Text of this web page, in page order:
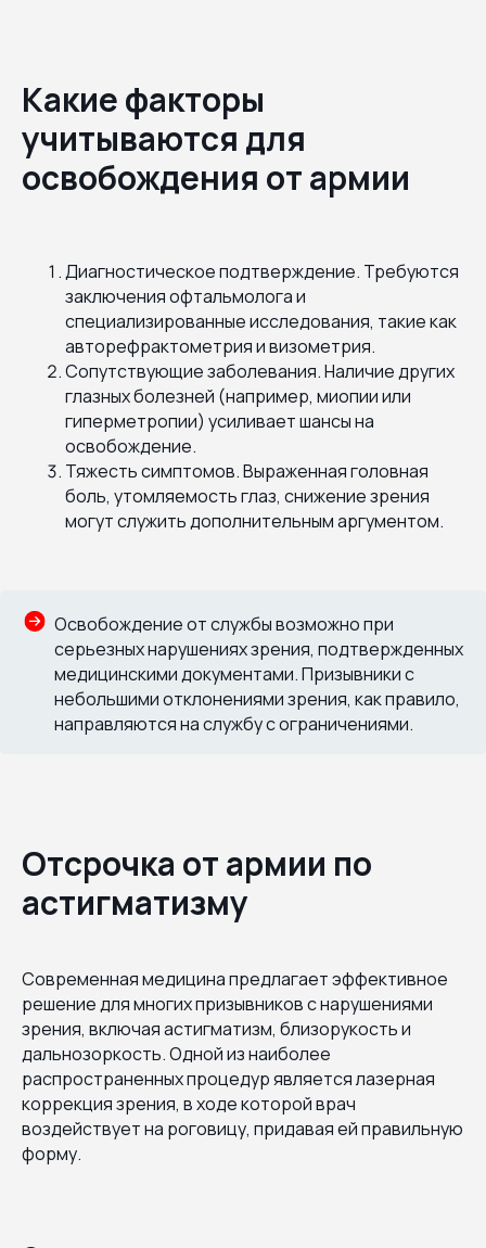
Какие факторы
учитываются для
освобождения от армии
Диагностическое подтверждение. Требуются
заключения офтальмолога и
специализированные исследования, такие как
авторефрактометрия и визометрия.
Сопутствующие заболевания. Наличие других
глазных болезней (например, миопии или
гиперметропии) усиливает шансы на
освобождение.
Тяжесть симптомов. Выраженная головная
боль, утомляемость глаз, снижение зрения
могут служить дополнительным аргументом.
Освобождение от службы возможно при
серьезных нарушениях зрения, подтвержденных
медицинскими документами. Призывники с
небольшими отклонениями зрения, как правило,
направляются на службу с ограничениями.
Отсрочка от армии по
астигматизму
Современная медицина предлагает эффективное
решение для многих призывников с нарушениями
зрения, включая астигматизм, близорукость и
дальнозоркость. Одной из наиболее
распространенных процедур является лазерная
коррекция зрения, в ходе которой врач
воздействует на роговицу, придавая ей правильную
форму.